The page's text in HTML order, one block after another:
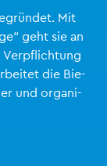
Mit
geht sie an
Ver­pflich­tung
die Bie­
und or­ga­ni­